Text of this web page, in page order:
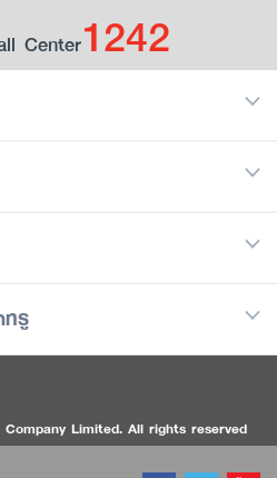
Center1242
Smart Merchant)
Android
ทรู
Limited. All rights reserved